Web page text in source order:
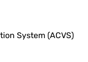
System (ACVS)